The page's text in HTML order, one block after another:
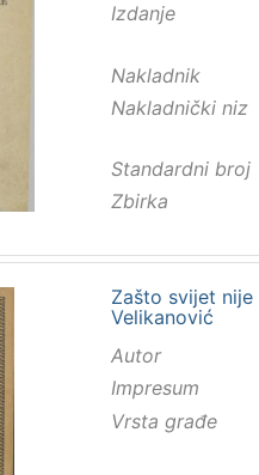
Izdanje
Nakladnik
Nakladnički niz
Standardni broj
Zbirka
Zašto svijet
Velikanović
Autor
Impresum
Vrsta građe